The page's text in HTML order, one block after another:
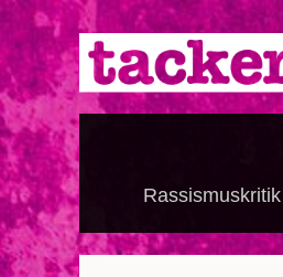
Direkt
zum
Inhalt